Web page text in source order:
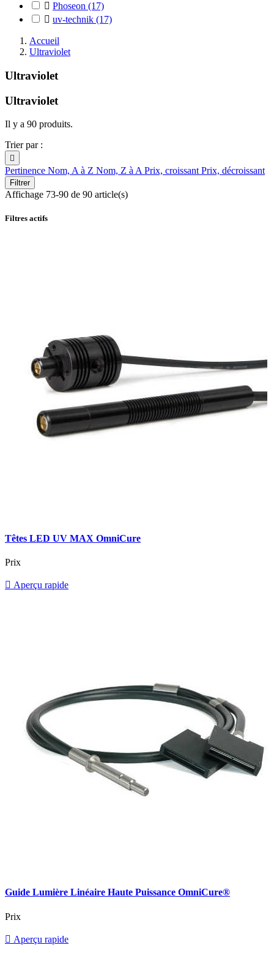
 Phoseon (17)
 uv-technik (17)
Accueil
Ultraviolet
Ultraviolet
Ultraviolet
Il y a 90 produits.
Trier par :

Pertinence Nom, A à Z Nom, Z à A Prix, croissant Prix, décroissant
Filtrer
Affichage 73-90 de 90 article(s)
Filtres actifs
Têtes LED UV MAX OmniCure
Prix
 Aperçu rapide
Guide Lumière Linéaire Haute Puissance OmniCure®
Prix
 Aperçu rapide